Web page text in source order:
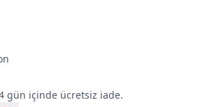
gün içinde ücretsiz iade.